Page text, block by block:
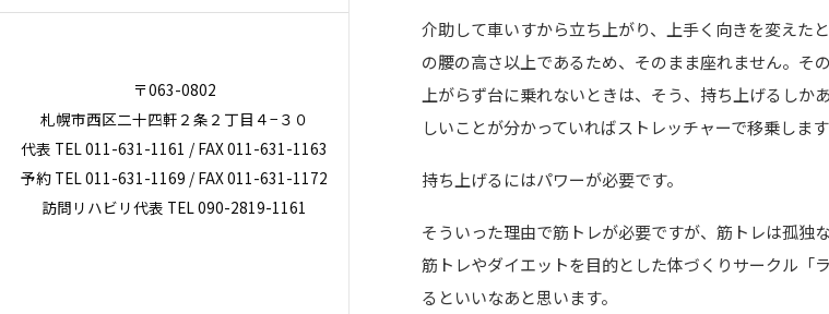
〒063-0802
札幌市西区二十四軒２条２丁目４−３０
代表 TEL 011-631-1161 / FAX 011-631-1163
予約 TEL 011-631-1169 / FAX 011-631-1172
訪問リハビリ代表 TEL 090-2819-1161
介助して車いすから立ち上がり、上手く向きを変えた
の腰の高さ以上であるため、そのまま座れません。そ
上がらず台に乗れないときは、そう、持ち上げるしか
しいことが分かっていればストレッチャーで移乗します
持ち上げるにはパワーが必要です。
そういった理由で筋トレが必要ですが、筋トレは孤独
筋トレやダイエットを目的とした体づくりサークル「
るといいなあと思います。